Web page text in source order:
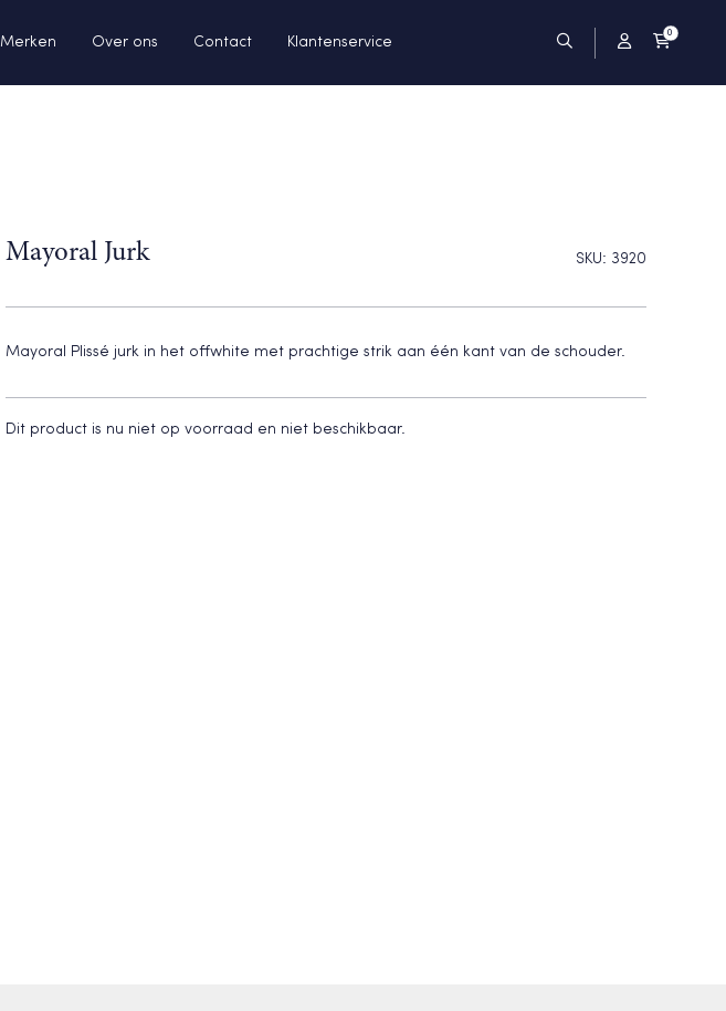
Merken Over ons Contact Klantenservice
0
Mayoral Jurk SKU: 3920
Mayoral Plissé jurk in het offwhite met prachtige strik aan één kant van de schouder.
Dit product is nu niet op voorraad en niet beschikbaar.